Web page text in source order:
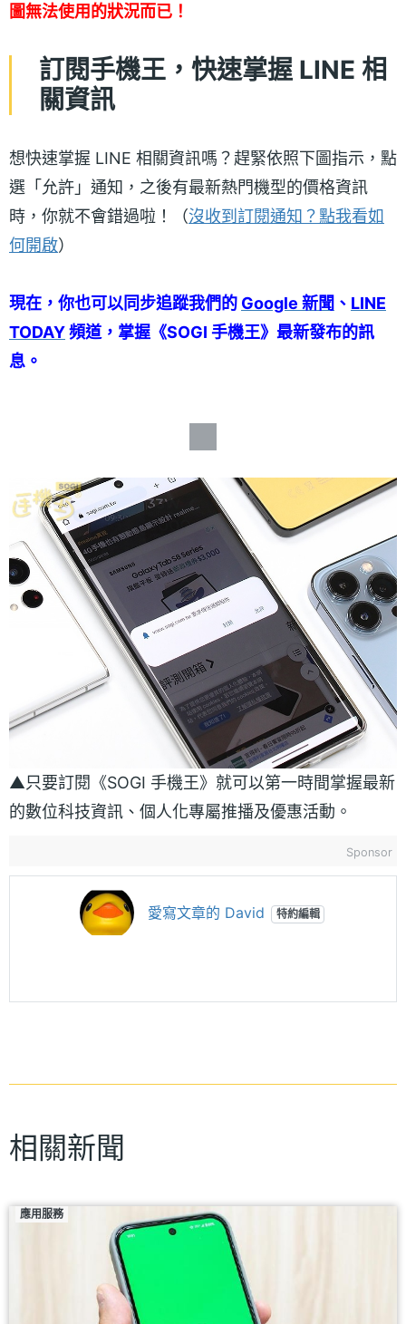
圖無法使用的狀況而已！
訂閱手機王，快速掌握 LINE 相
關資訊
想快速掌握 LINE 相關資訊嗎？趕緊依照下圖指示，點
選「允許」通知，之後有最新熱門機型的價格資訊
時，你就不會錯過啦！（沒收到訂閱通知？點我看如
何開啟）
現在，你也可以同步追蹤我們的 Google 新聞 、 LINE
TODAY頻道，掌握《SOGI 手機王》最新發布的訊
息。
▲只要訂閱《SOGI 手機王》就可以第一時間掌握最新
的數位科技資訊、個人化專屬推播及優惠活動。
Sponsor
愛寫文章的 David 特約編輯
相關新聞
應用服務